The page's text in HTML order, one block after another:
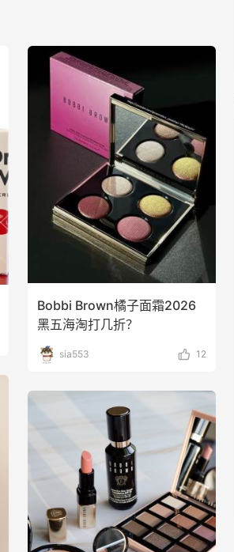
Bobbi Brown橘子面霜2026
黑五海淘打几折？
sia553 12
86人获得返利
山缓缓火锅，锅底够味，牛肉实在
可莎蜜儿的恰巴塔，味道有点怪怪的
羊毛薅的实在有点多～积攒的最后一篇羊
毛贴啦
08月07日 1
除了面膜，我还薅到面霜、粉底液、润肤
乳、安睡裤等等